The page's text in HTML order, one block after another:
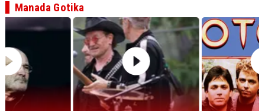
Manada Gotika